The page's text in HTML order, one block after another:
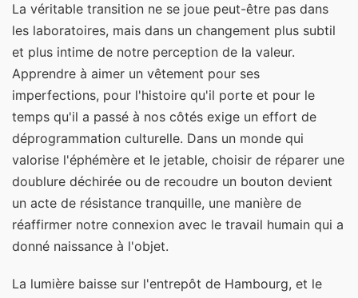
La véritable transition ne se joue peut-être pas dans
les laboratoires, mais dans un changement plus subtil
et plus intime de notre perception de la valeur.
Apprendre à aimer un vêtement pour ses
imperfections, pour l'histoire qu'il porte et pour le
temps qu'il a passé à nos côtés exige un effort de
déprogrammation culturelle. Dans un monde qui
valorise l'éphémère et le jetable, choisir de réparer une
doublure déchirée ou de recoudre un bouton devient
un acte de résistance tranquille, une manière de
réaffirmer notre connexion avec le travail humain qui a
donné naissance à l'objet.
La lumière baisse sur l'entrepôt de Hambourg, et le